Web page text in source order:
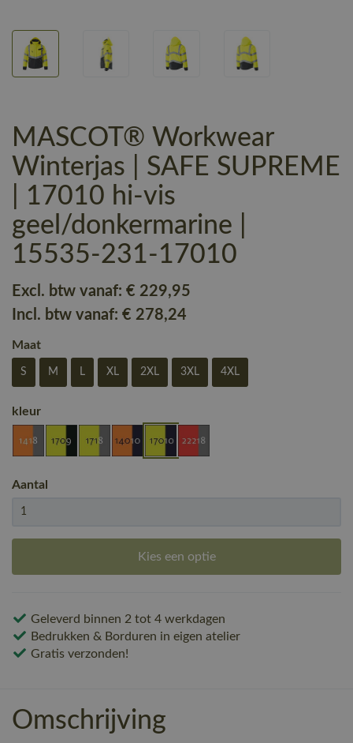
MASCOT® Workwear
Winterjas | SAFE SUPREME
| 17010 hi-vis
geel/donkermarine |
15535-231-17010
Excl. btw vanaf: € 229,95
Incl. btw vanaf: € 278,24
Maat
S M L XL 2XL 3XL 4XL
kleur
Aantal
Kies een optie
Geleverd binnen 2 tot 4 werkdagen
Bedrukken & Borduren in eigen atelier
Gratis verzonden!
Omschrijving